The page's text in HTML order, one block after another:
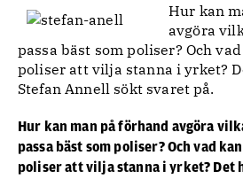
Hur kan
avgöra
passa bäst som poliser? Och
poliser att vilja stanna i yrket?
Stefan Annell sökt svaret på.
Hur kan man på förhand avgöra
passa bäst som poliser? Och vad
poliser att vilja stanna i yrket? Det